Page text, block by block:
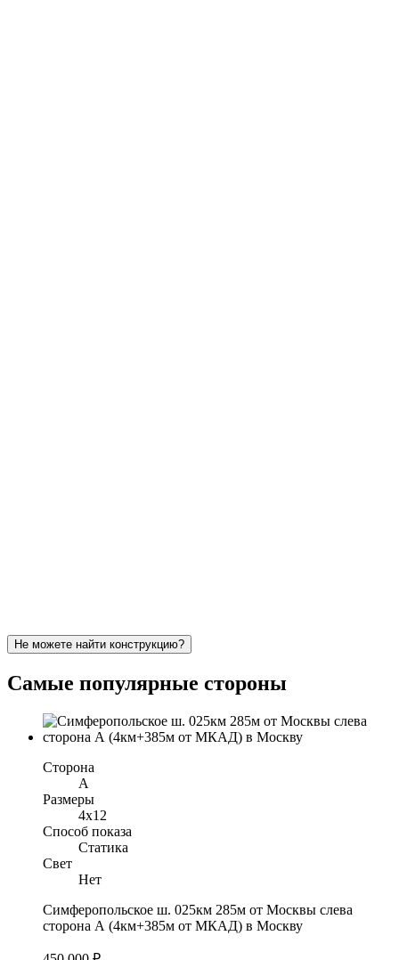
Не можете найти конструкцию?
Самые популярные стороны
Сторона
A
Размеры
4x12
Способ показа
Статика
Свет
Нет
Симферопольское ш. 025км 285м от Москвы слева
сторона А (4км+385м от МКАД) в Москву